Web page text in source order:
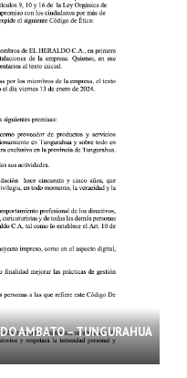
AMBATO – TUNGURAHUA